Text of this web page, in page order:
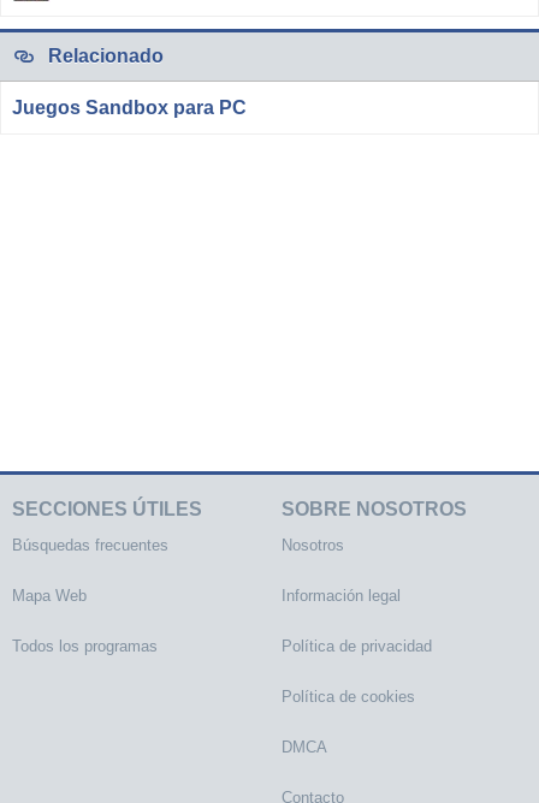
Relacionado
Juegos Sandbox para PC
SECCIONES ÚTILES
Búsquedas frecuentes
Mapa Web
Todos los programas
SOBRE NOSOTROS
Nosotros
Información legal
Política de privacidad
Política de cookies
DMCA
Contacto